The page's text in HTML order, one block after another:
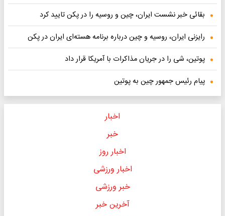
بقائی خبر نشست ایران، چین و روسیه را در پکن تایید کرد
رایزنی ایران، روسیه و چین درباره برنامه هسته‌ای ایران در پکن
پوتین، شی را در جریان مذاکرات با آمریکا قرار داد
پیام رئیس جمهور چین به پوتین
اخبار
خبر
اخبار روز
اخبار ورزشی
خبر ورزشی
آخرین خبر